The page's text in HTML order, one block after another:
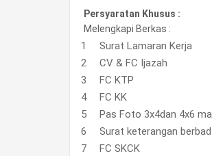
Persyaratan Khusus :
Melengkapi Berkas :
Surat Lamaran Kerja
CV & FC Ijazah
FC KTP
FC KK
Pas Foto 3x4dan 4x6
Surat keterangan
FC SKCK